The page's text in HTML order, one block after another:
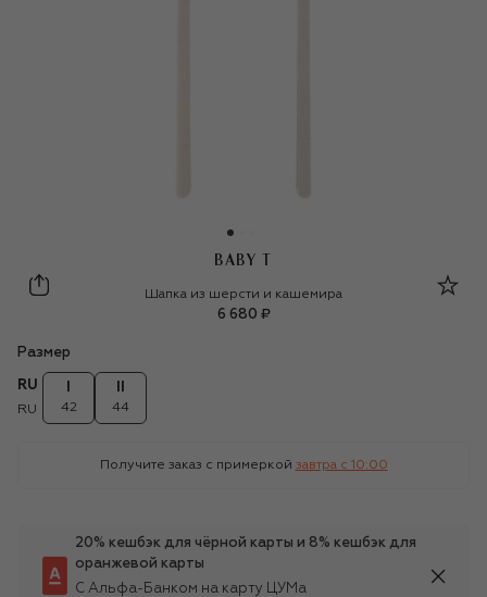
BABY T
Baby T
Шапка из шерсти и кашемира
6 680 ₽
Размер
RU
RU 42 44
Получите заказ с примеркой завтра c 10:00
20% кешбэк для чёрной карты и 8% кешбэк для
оранжевой карты
С Альфа-Банком на карту ЦУМа